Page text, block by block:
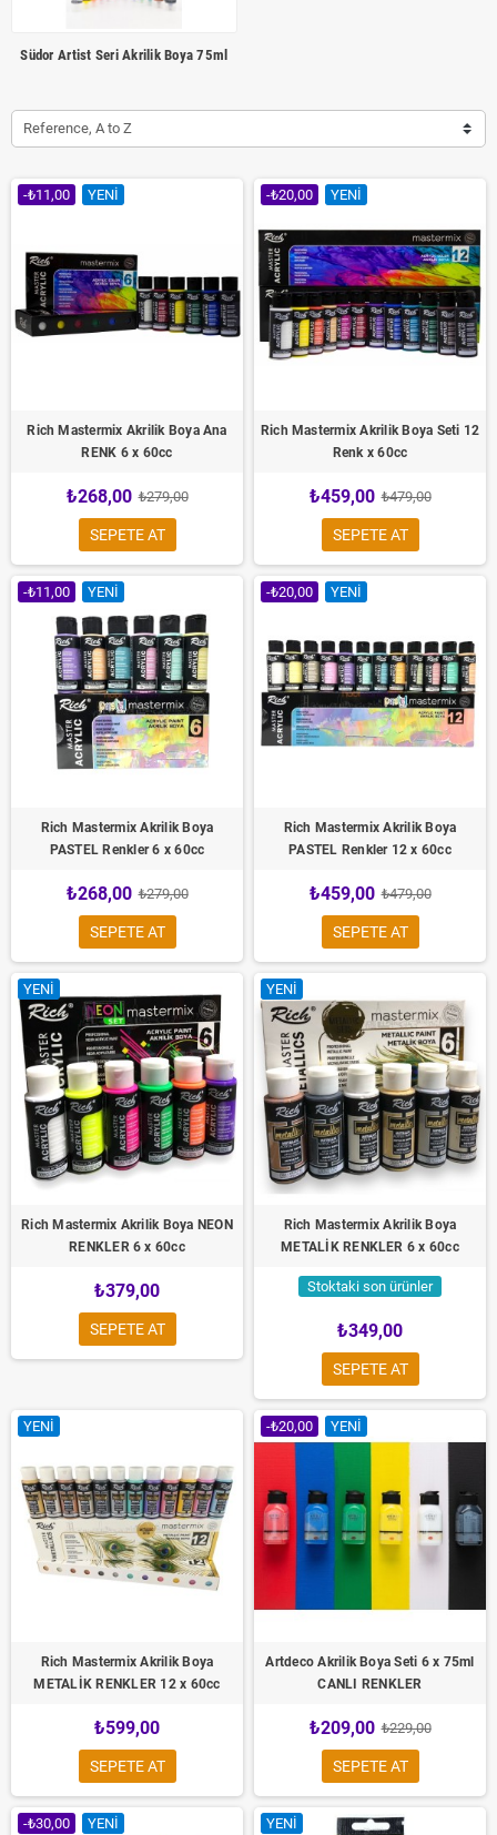
Südor Artist Seri Akrilik Boya 75ml
Reference, A to Z
-₺11,00 YENI
Rich Mastermix Akrilik Boya Ana
RENK 6 x 60cc
₺268,00 ₺279,00
SEPETE AT
-₺20,00 YENI
Rich Mastermix Akrilik Boya Seti 12
Renk x 60cc
₺459,00 ₺479,00
SEPETE AT
-₺11,00 YENI
Rich Mastermix Akrilik Boya
PASTEL Renkler 6 x 60cc
₺268,00 ₺279,00
SEPETE AT
-₺20,00 YENI
Rich Mastermix Akrilik Boya
PASTEL Renkler 12 x 60cc
₺459,00 ₺479,00
SEPETE AT
YENI
Rich Mastermix Akrilik Boya NEON
RENKLER 6 x 60cc
₺379,00
SEPETE AT
YENI
Rich Mastermix Akrilik Boya
METALİK RENKLER 6 x 60cc
Stoktaki son ürünler
₺349,00
SEPETE AT
YENI
Rich Mastermix Akrilik Boya
METALİK RENKLER 12 x 60cc
₺599,00
SEPETE AT
-₺20,00 YENI
Artdeco Akrilik Boya Seti 6 x 75ml
CANLI RENKLER
₺209,00 ₺229,00
SEPETE AT
-₺30,00 YENI YENI